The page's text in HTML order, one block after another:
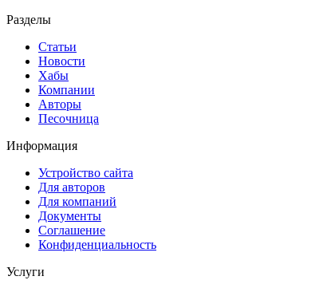
Разделы
Статьи
Новости
Хабы
Компании
Авторы
Песочница
Информация
Устройство сайта
Для авторов
Для компаний
Документы
Соглашение
Конфиденциальность
Услуги